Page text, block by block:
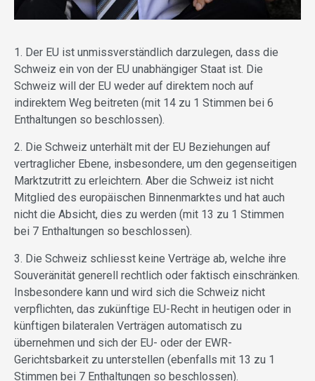
1. Der EU ist unmissverständlich darzulegen, dass die
Schweiz ein von der EU unabhängiger Staat ist. Die
Schweiz will der EU weder auf direktem noch auf
indirektem Weg beitreten (mit 14 zu 1 Stimmen bei 6
Enthaltungen so beschlossen).
2. Die Schweiz unterhält mit der EU Beziehungen auf
vertraglicher Ebene, insbesondere, um den gegenseitigen
Marktzutritt zu erleichtern. Aber die Schweiz ist nicht
Mitglied des europäischen Binnenmarktes und hat auch
nicht die Absicht, dies zu werden (mit 13 zu 1 Stimmen
bei 7 Enthaltungen so beschlossen).
3. Die Schweiz schliesst keine Verträge ab, welche ihre
Souveränität generell rechtlich oder faktisch einschränken.
Insbesondere kann und wird sich die Schweiz nicht
verpflichten, das zukünftige EU-Recht in heutigen oder in
künftigen bilateralen Verträgen automatisch zu
übernehmen und sich der EU- oder der EWR-
Gerichtsbarkeit zu unterstellen (ebenfalls mit 13 zu 1
Stimmen bei 7 Enthaltungen so beschlossen).